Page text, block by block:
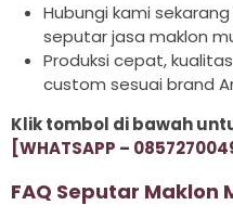
Hubungi kami sekarang
seputar jasa maklon
Produksi cepat,
custom sesuai brand
Klik tombol di bawah
[WHATSAPP –
FAQ Seputar Maklon